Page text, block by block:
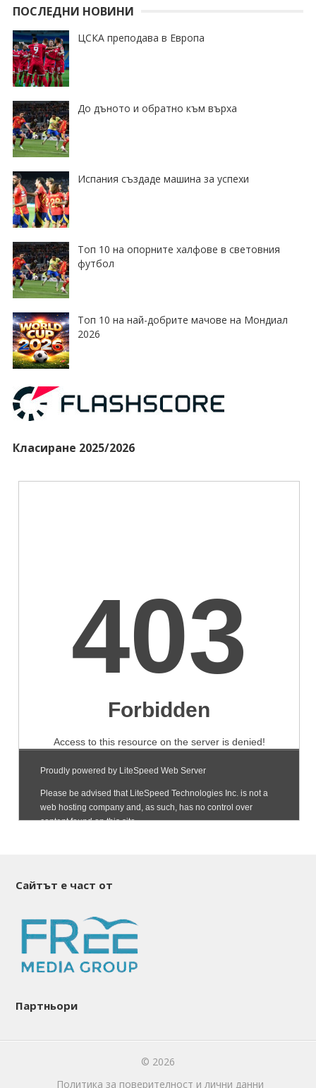
ПОСЛЕДНИ НОВИНИ
ЦСКА преподава в Европа
До дъното и обратно към върха
Испания създаде машина за успехи
Топ 10 на опорните халфове в световния
футбол
Топ 10 на най-добрите мачове на Мондиал
2026
Класиране 2025/2026
Сайтът е част от
Партньори
© 2026
Политика за поверителност и лични данни